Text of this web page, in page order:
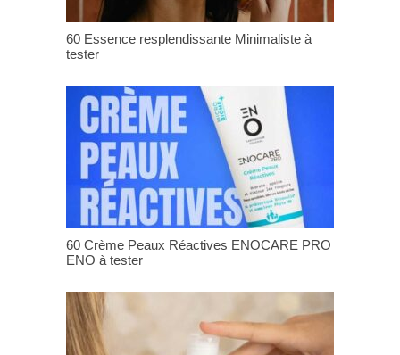
60 Essence resplendissante Minimaliste à
tester
60 Crème Peaux Réactives ENOCARE PRO
ENO à tester